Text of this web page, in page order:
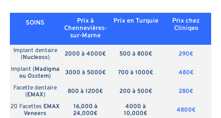
SOINS
Prix à
Chennevières-
sur-Marne
Prix en Turquie
Prix chez
Cliniqeo
Implant dentaire
(Nucleoss) 2000 à 4000€ 500 à 800€
290€
Implant (Madigma
ou Osstem) 3000 à 5000€ 700 à 1000€
480€
Facette dentaire
(EMAX) 800 à 1200€ 200 à 500€
280€
20 Facettes EMAX
Veneers
16,000 à
24,000€
4000 à
10,000€
4800€